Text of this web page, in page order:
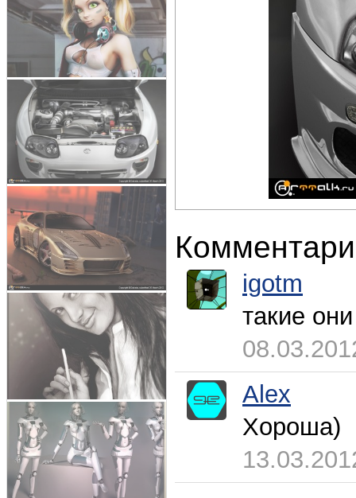
igotm
такие
Alex
Хороша)